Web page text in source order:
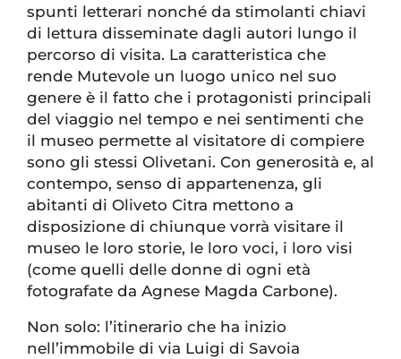
spunti letterari nonché da stimolanti chiavi
di lettura disseminate dagli autori lungo il
percorso di visita. La caratteristica che
rende Mutevole un luogo unico nel suo
genere è il fatto che i protagonisti principali
del viaggio nel tempo e nei sentimenti che
il museo permette al visitatore di compiere
sono gli stessi Olivetani. Con generosità e, al
contempo, senso di appartenenza, gli
abitanti di Oliveto Citra mettono a
disposizione di chiunque vorrà visitare il
museo le loro storie, le loro voci, i loro visi
(come quelli delle donne di ogni età
fotografate da Agnese Magda Carbone).
Non solo: l’itinerario che ha inizio
nell’immobile di via Luigi di Savoia